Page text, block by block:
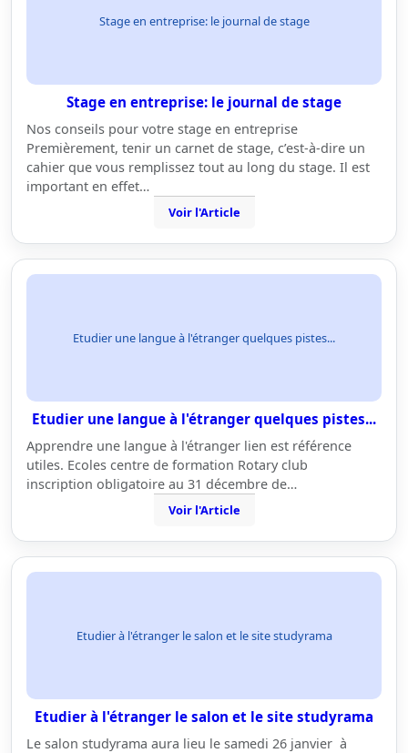
Stage en entreprise: le journal de stage
Stage en entreprise: le journal de stage
Nos conseils pour votre stage en entreprise
Premièrement, tenir un carnet de stage, c’est-à-dire un
cahier que vous remplissez tout au long du stage. Il est
important en effet…
Voir l'Article
Etudier une langue à l'étranger quelques pistes...
Etudier une langue à l'étranger quelques pistes...
Apprendre une langue à l'étranger lien est référence
utiles. Ecoles centre de formation Rotary club
inscription obligatoire au 31 décembre de…
Voir l'Article
Etudier à l'étranger le salon et le site studyrama
Etudier à l'étranger le salon et le site studyrama
Le salon studyrama aura lieu le samedi 26 janvier à